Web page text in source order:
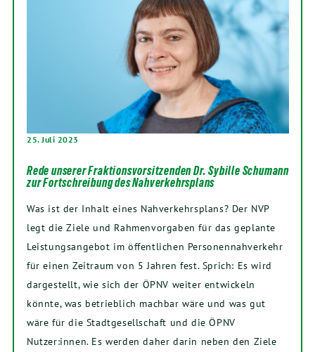
25. Juli 2023
Rede unserer Fraktionsvorsitzenden Dr. Sybille Schumann
zur Fortschreibung des Nahverkehrsplans
Was ist der Inhalt eines Nahverkehrsplans? Der NVP
legt die Ziele und Rahmenvorgaben für das geplante
Leistungsangebot im öffentlichen Personennahverkehr
für einen Zeitraum von 5 Jahren fest. Sprich: Es wird
dargestellt, wie sich der ÖPNV weiter entwickeln
könnte, was betrieblich machbar wäre und was gut
wäre für die Stadtgesellschaft und die ÖPNV
Nutzer:innen. Es werden daher darin neben den Ziele